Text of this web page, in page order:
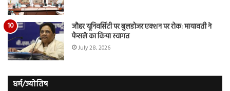
जौहर यूनिवर्सिटी पर बुलडोजर एक्शन पर रोक: मायावती ने
फैसले का किया स्वागत
July 28, 2026
धर्म/ज्योतिष